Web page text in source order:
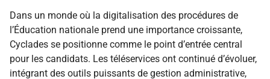
Dans un monde où la digitalisation des procédures de
l’Éducation nationale prend une importance croissante,
Cyclades se positionne comme le point d’entrée central
pour les candidats. Les téléservices ont continué d’évoluer,
intégrant des outils puissants de gestion administrative,